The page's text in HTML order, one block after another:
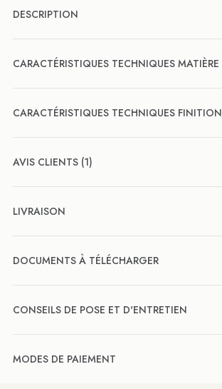
DESCRIPTION
CARACTÉRISTIQUES TECHNIQUES MATIÈRE
CARACTÉRISTIQUES TECHNIQUES FINITION
AVIS CLIENTS (1)
LIVRAISON
DOCUMENTS À TÉLÉCHARGER
CONSEILS DE POSE ET D'ENTRETIEN
MODES DE PAIEMENT